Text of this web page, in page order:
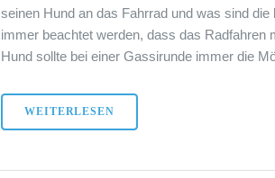
seinen Hund an das Fahrrad und was sind
immer beachtet werden, dass das
Hund sollte bei einer Gassirunde immer die
WEITERLESEN